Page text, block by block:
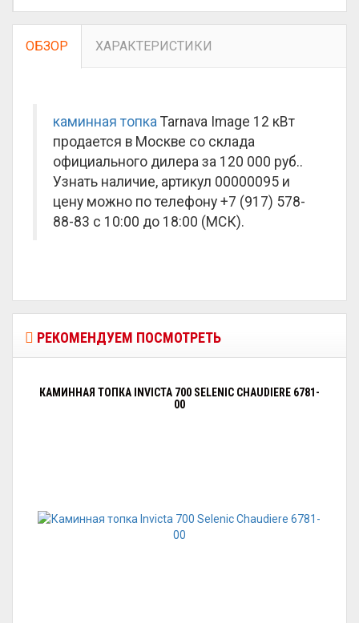
ОБЗОР ХАРАКТЕРИСТИКИ
каминная топка Tarnava Image 12 кВт
продается в Москве со склада
официального дилера за 120 000 руб..
Узнать наличие, артикул 00000095 и
цену можно по телефону +7 (917) 578-
88-83 с 10:00 до 18:00 (МСК).
РЕКОМЕНДУЕМ ПОСМОТРЕТЬ
КАМИННАЯ ТОПКА INVICTA 700 SELENIC CHAUDIERE 6781-
00